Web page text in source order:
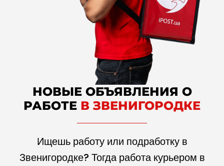
НОВЫЕ ОБЪЯВЛЕНИЯ О
РАБОТЕ В ЗВЕНИГОРОДКЕ
Ищешь работу или подработку в
Звенигородке? Тогда работа курьером в